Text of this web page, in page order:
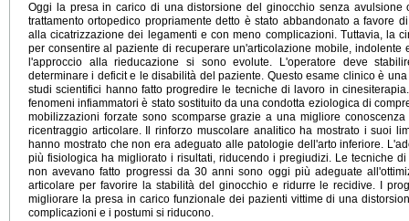
Oggi la presa in carico di una distorsione del ginocchio senza
trattamento ortopedico propriamente detto è stato abbandonato a favore
alla cicatrizzazione dei legamenti e con meno complicazioni. Tuttavia, la
per consentire al paziente di recuperare un'articolazione mobile, indolente
l'approccio alla rieducazione si sono evolute. L'operatore deve
determinare i deficit e le disabilità del paziente. Questo esame clinico è
studi scientifici hanno fatto progredire le tecniche di lavoro in
fenomeni infiammatori è stato sostituito da una condotta eziologica di
mobilizzazioni forzate sono scomparse grazie a una migliore
ricentraggio articolare. Il rinforzo muscolare analitico ha mostrato i suoi
hanno mostrato che non era adeguato alle patologie dell'arto inferiore.
più fisiologica ha migliorato i risultati, riducendo i pregiudizi. Le tecniche
non avevano fatto progressi da 30 anni sono oggi più adeguate
articolare per favorire la stabilità del ginocchio e ridurre le recidive. I
migliorare la presa in carico funzionale dei pazienti vittime di una
complicazioni e i postumi si riducono.